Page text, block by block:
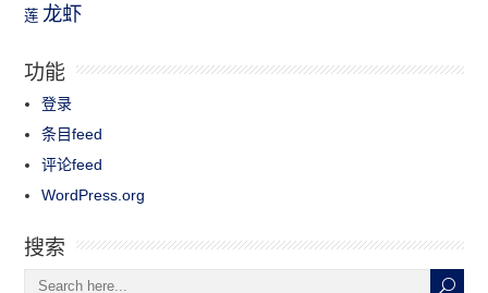
莲 龙虾
功能
登录
条目feed
评论feed
WordPress.org
搜索